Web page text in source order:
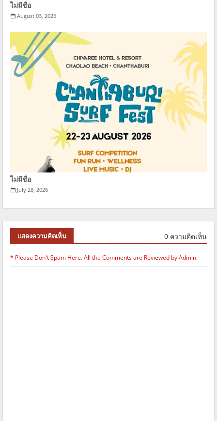
ไม่มีชื่อ
August 03, 2026
ไม่มีชื่อ
July 28, 2026
แสดงความคิดเห็น 0 ความคิดเห็น
* Please Don't Spam Here. All the Comments are Reviewed by Admin.